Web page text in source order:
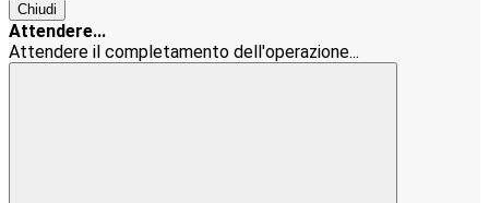
Chiudi
Attendere...
Attendere il completamento dell'operazione...